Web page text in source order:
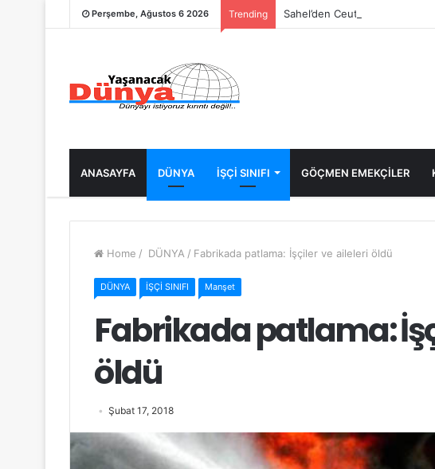
Perşembe, Ağustos 6 2026 Trending Sahel’den Ceuta’ya Yönelen
ANASAYFA DÜNYA İŞÇİ SINIFI GÖÇMEN EMEKÇİLER
Home / DÜNYA / Fabrikada patlama: İşçiler ve aileleri öldü
DÜNYA İŞÇİ SINIFI Manşet
Fabrikada patlama:
öldü
Şubat 17, 2018